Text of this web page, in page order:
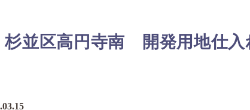
杉並区高円寺南 開発用地仕入